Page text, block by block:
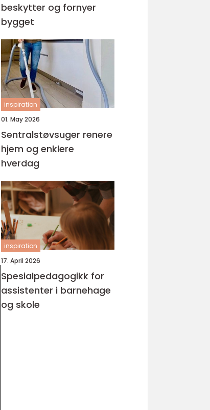
beskytter og fornyer
bygget
inspiration
01. May 2026
Sentralstøvsuger renere
hjem og enklere
hverdag
inspiration
17. April 2026
Spesialpedagogikk for
assistenter i barnehage
og skole